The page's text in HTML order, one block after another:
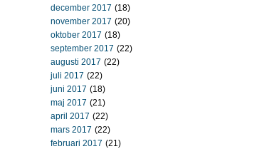
december 2017 (18)
november 2017 (20)
oktober 2017 (18)
september 2017 (22)
augusti 2017 (22)
juli 2017 (22)
juni 2017 (18)
maj 2017 (21)
april 2017 (22)
mars 2017 (22)
februari 2017 (21)